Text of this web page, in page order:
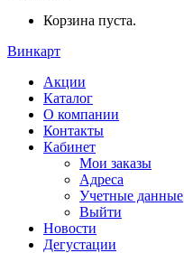
Корзина пуста.
Винкарт
Акции
Каталог
О компании
Контакты
Кабинет
Мои заказы
Адреса
Учетные данные
Выйти
Новости
Дегустации